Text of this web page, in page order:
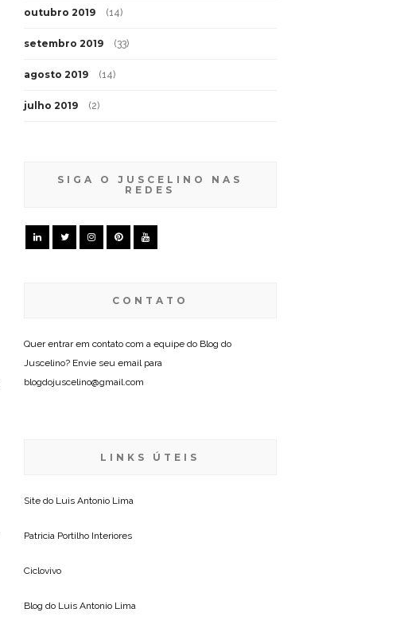
outubro 2019 (14)
setembro 2019 (33)
agosto 2019 (14)
julho 2019 (2)
SIGA O JUSCELINO NAS
REDES
CONTATO
Quer entrar em contato com a equipe do Blog do
Juscelino? Envie seu email para
blogdojuscelino@gmail.com
LINKS ÚTEIS
Site do Luis Antonio Lima
Patricia Portilho Interiores
Ciclovivo
Blog do Luis Antonio Lima